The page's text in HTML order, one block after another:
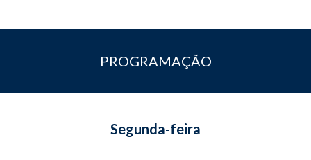
PROGRAMAÇÃO
Segunda-feira